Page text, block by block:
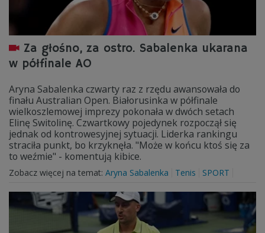
Za głośno, za ostro. Sabalenka ukarana
w półfinale AO
Aryna Sabalenka czwarty raz z rzędu awansowała do
finału Australian Open. Białorusinka w półfinale
wielkoszlemowej imprezy pokonała w dwóch setach
Elinę Switolinę. Czwartkowy pojedynek rozpoczął się
jednak od kontrowesyjnej sytuacji. Liderka rankingu
straciła punkt, bo krzyknęła. "Może w końcu ktoś się za
to weźmie" - komentują kibice.
Zobacz więcej na temat: Aryna Sabalenka Tenis SPORT